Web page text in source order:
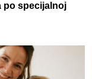
po specijalnoj